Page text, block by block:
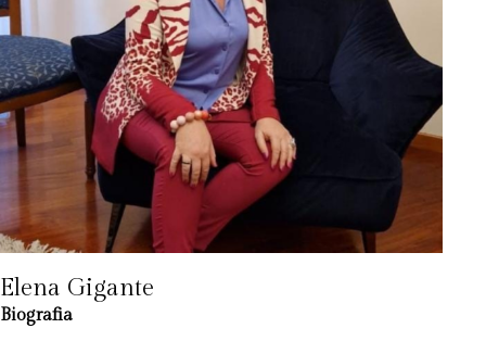
Elena Gigante
Biografia